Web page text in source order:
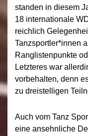
standen in diesem
18 internationale
reichlich
Tanzsportler*innen
Ranglistenpunkte
Letzteres war
vorbehalten, denn
zu dreistelligen
Auch vom Tanz
eine ansehnliche